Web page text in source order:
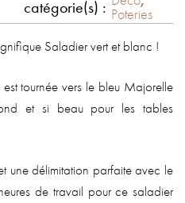
catégorie(s) : Poteries
Saladier vert et blanc !
tournée vers le bleu Majorelle
et si beau pour les tables
une délimitation parfaite avec le
de travail pour ce saladier